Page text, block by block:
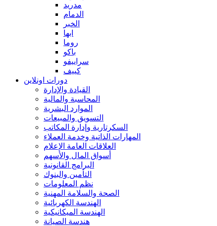
مدريد
الدمام
الخبر
ابها
روما
باكو
سراييفو
كييف
دورات اونلاين
القيادة والإدارة
المحاسبة والمالية
الموارد البشرية
التسويق والمبيعات
السكرتارية وإدارة المكاتب
المهارات الذاتية وخدمة العملاء
العلاقات العامة الإعلام
أسواق المال والأسهم
البرامج القانونية
التأمين والبنوك
نظم المعلومات
الصحة والسلامة المهنية
الهندسة الكهربائية
الهندسة الميكانيكية
هندسة الصيانة